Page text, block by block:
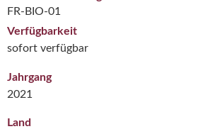
FR-BIO-01
Verfügbarkeit
sofort verfügbar
Jahrgang
2021
Land